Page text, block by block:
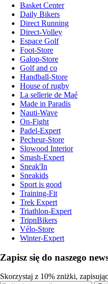
Basket Center
Daily Bikers
Direct Running
Direct-Volley
Espace Golf
Foot-Store
Galop-Store
Golf and co
Handball-Store
House of rugby
La sellerie de Maé
Made in Paradis
Nauti-Wave
On-Fight
Padel-Expert
Pecheur-Store
Slowood Interior
Smash-Expert
Sneak'In
Sneakids
Sport is good
Training-Fit
Trek Expert
Triathlon-Expert
TripnBikers
Vélo-Store
Winter-Expert
Zapisz się do naszego
Skorzystaj z 10% zniżki,